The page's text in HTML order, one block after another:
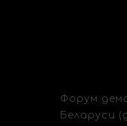
Форум
Беларуси